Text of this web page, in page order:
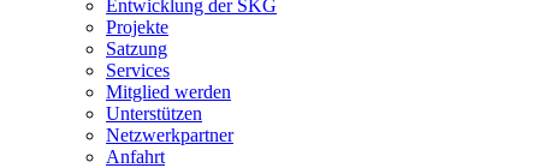
Entwicklung der SKG
Projekte
Satzung
Services
Mitglied werden
Unterstützen
Netzwerkpartner
Anfahrt